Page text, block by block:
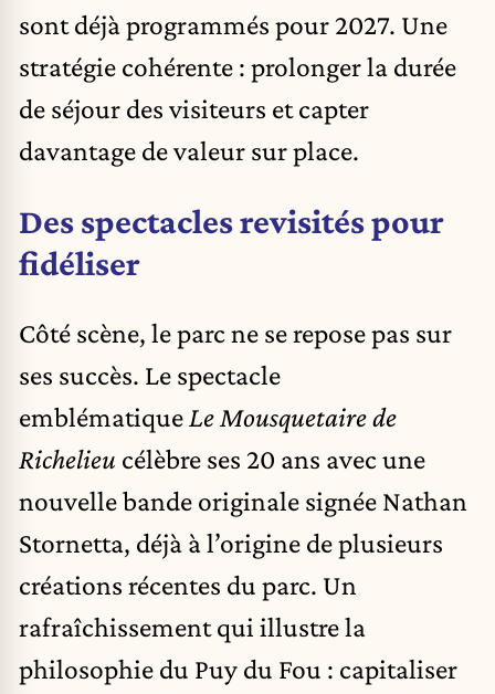
sont déjà programmés pour 2027. Une
stratégie cohérente : prolonger la durée
de séjour des visiteurs et capter
davantage de valeur sur place.
Des spectacles revisités pour
fidéliser
Côté scène, le parc ne se repose pas sur
ses succès. Le spectacle
emblématique Le Mousquetaire de
Richelieu célèbre ses 20 ans avec une
nouvelle bande originale signée Nathan
Stornetta, déjà à l’origine de plusieurs
créations récentes du parc. Un
rafraîchissement qui illustre la
philosophie du Puy du Fou : capitaliser